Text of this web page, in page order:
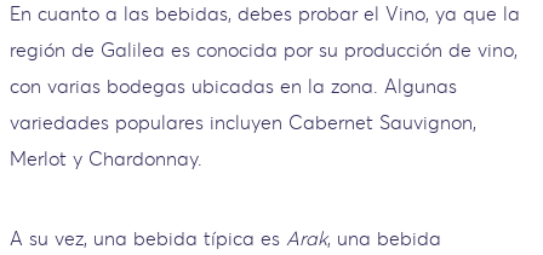
En cuanto a las bebidas, debes probar el Vino, ya que la
región de Galilea es conocida por su producción de vino,
con varias bodegas ubicadas en la zona. Algunas
variedades populares incluyen Cabernet Sauvignon,
Merlot y Chardonnay.
A su vez, una bebida típica es Arak, una bebida